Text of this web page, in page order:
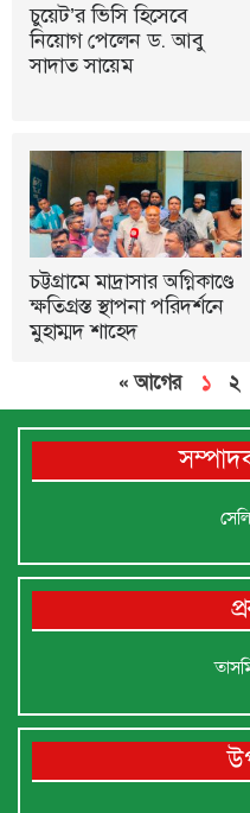
চুয়েট’র ভিসি হিসেবে
নিয়োগ পেলেন ড. আবু
সাদাত সায়েম
চট্টগ্রামে মাদ্রাসার অগ্নিকাণ্ডে
ক্ষতিগ্রস্ত স্থাপনা পরিদর্শনে
মুহাম্মদ শাহেদ
« আগের ১ ২